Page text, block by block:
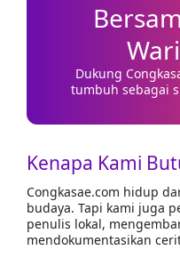
Dukung
tumbuh sebagai
Kenapa Kami
Congkasae.com hidup
budaya. Tapi kami juga
penulis lokal,
mendokumentasikan